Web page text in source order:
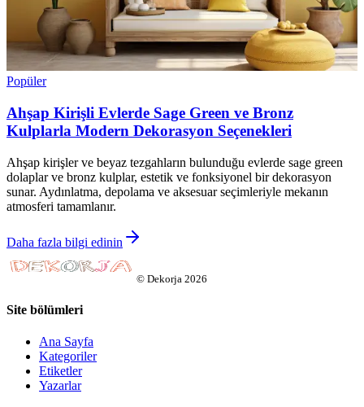
Popüler
Ahşap Kirişli Evlerde Sage Green ve Bronz
Kulplarla Modern Dekorasyon Seçenekleri
Ahşap kirişler ve beyaz tezgahların bulunduğu evlerde sage green
dolaplar ve bronz kulplar, estetik ve fonksiyonel bir dekorasyon
sunar. Aydınlatma, depolama ve aksesuar seçimleriyle mekanın
atmosferi tamamlanır.
Daha fazla bilgi edinin
© Dekorja 2026
Site bölümleri
Ana Sayfa
Kategoriler
Etiketler
Yazarlar